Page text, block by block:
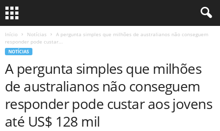
Início Notícias
A pergunta simples que milhões de australianos não conseguem
responder pode custar...
NOTÍCIAS
A pergunta simples que milhões
de australianos não conseguem
responder pode custar aos jovens
até US$ 128 mil